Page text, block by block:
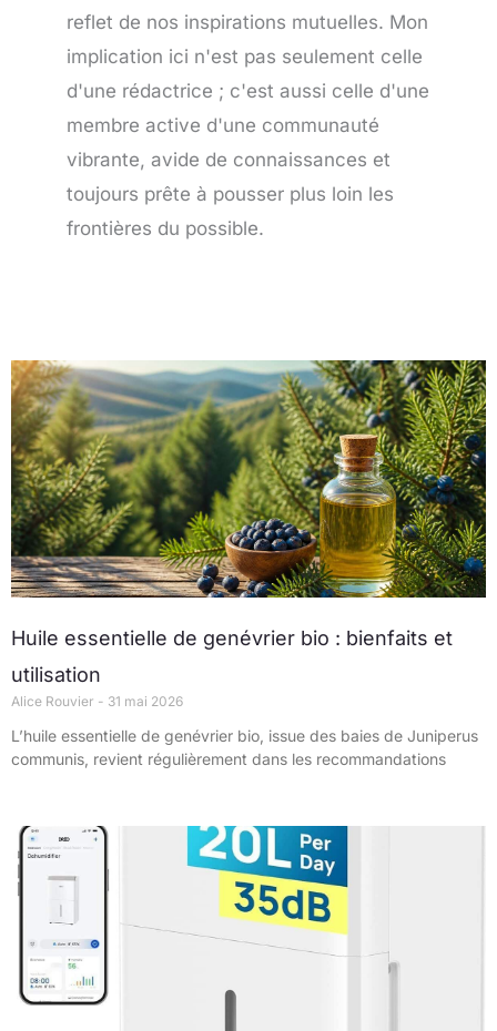
reflet de nos inspirations mutuelles. Mon
implication ici n'est pas seulement celle
d'une rédactrice ; c'est aussi celle d'une
membre active d'une communauté
vibrante, avide de connaissances et
toujours prête à pousser plus loin les
frontières du possible.
Huile essentielle de genévrier bio : bienfaits et
utilisation
Alice Rouvier 31 mai 2026
L’huile essentielle de genévrier bio, issue des baies de Juniperus
communis, revient régulièrement dans les recommandations